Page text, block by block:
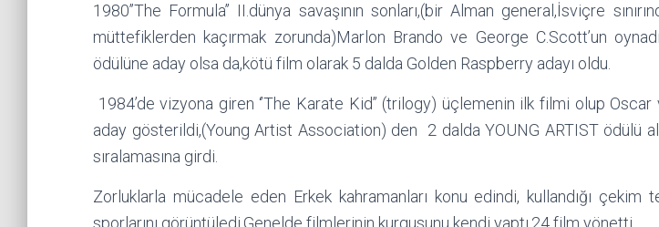
1980’’The Formula’’ II.dünya savaşının sonları,(bir Alman general,İsviçre
müttefiklerden kaçırmak zorunda)Marlon Brando ve George C.Scott’un
ödülüne aday olsa da,kötü film olarak 5 dalda Golden Raspberry adayı oldu.
1984’de vizyona giren ‘’The Karate Kid’’ (trilogy) üçlemenin ilk filmi olup
aday gösterildi,(Young Artist Association) den 2 dalda YOUNG ARTIST ödülü
sıralamasına girdi.
Zorluklarla mücadele eden Erkek kahramanları konu edindi, kullandığı
sporlarını görüntüledi.Genelde filmlerinin kurgusunu kendi yaptı.24 film yönetti.